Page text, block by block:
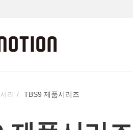
리 TBS9 제품시리즈